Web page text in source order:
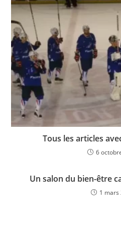
Tous les articles
6
Un salon du bien-être
1 mars